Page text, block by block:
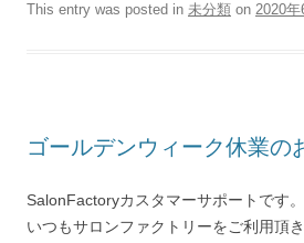
This entry was posted in 未分類 on 2020年
ゴールデンウィーク休業の
SalonFactoryカスタマーサポートです。
いつもサロンファクトリーをご利用頂